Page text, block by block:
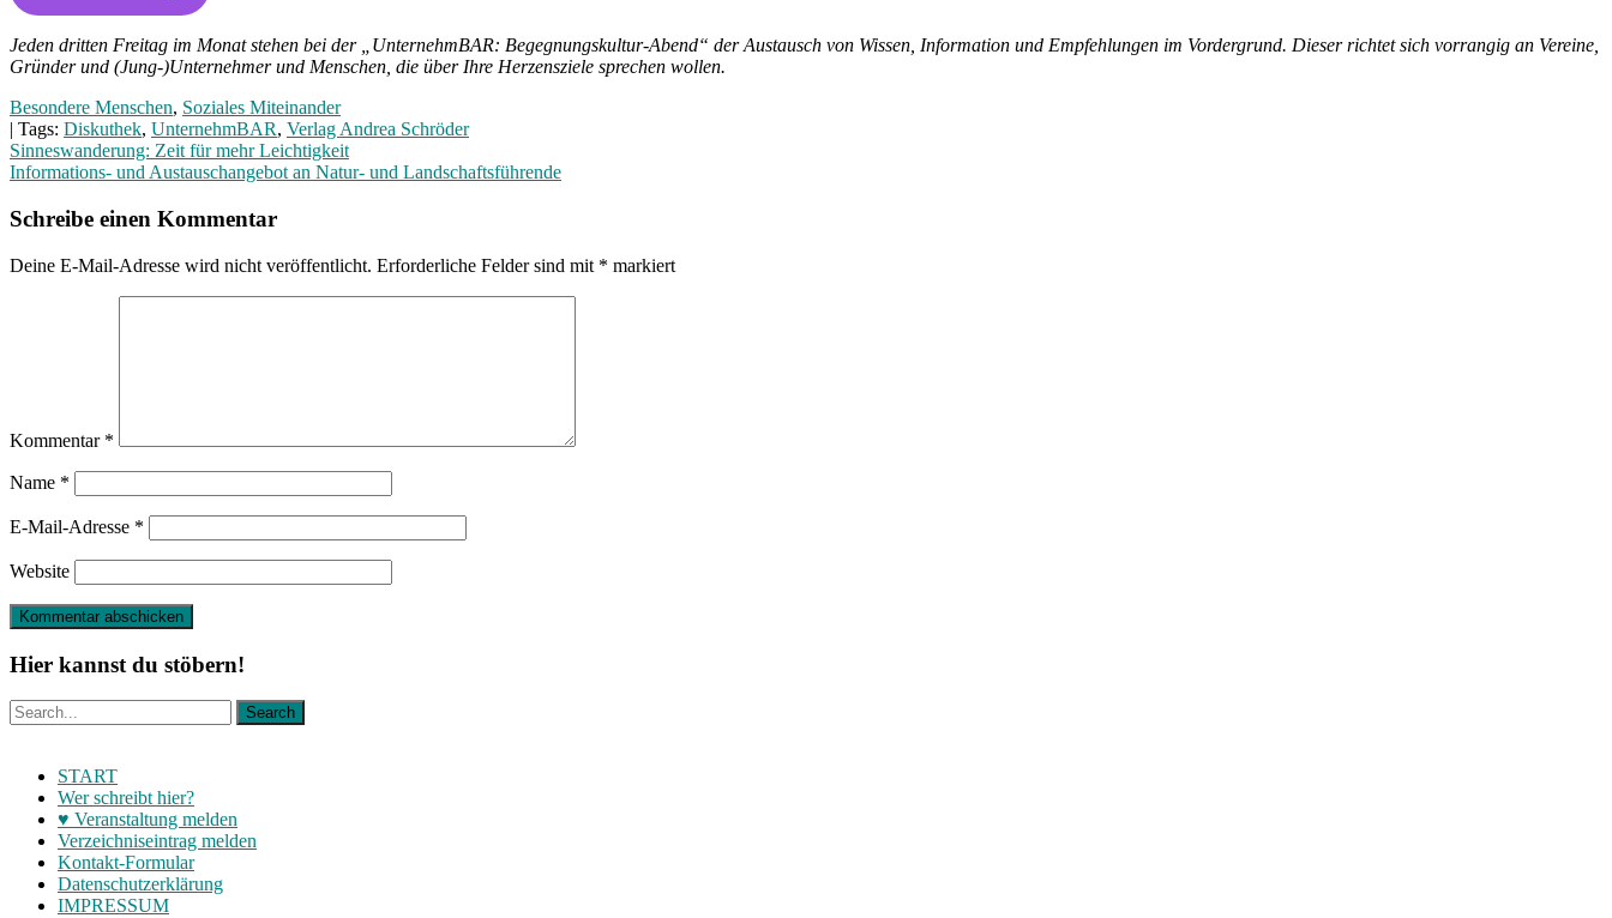
Jeden dritten Freitag im Monat stehen bei der „UnternehmBAR: Begegnungskultur-Abend“ der Austausch von Wissen, Information und Empfehlungen im Vordergrund. Dieser richtet sich vorrangig an Vereine,
Gründer und (Jung-)Unternehmer und Menschen, die über Ihre Herzensziele sprechen wollen.
Besondere Menschen, Soziales Miteinander
| Tags: Diskuthek, UnternehmBAR, Verlag Andrea Schröder
Beitragsnavigation
Sinneswanderung: Zeit für mehr Leichtigkeit
Informations- und Austauschangebot an Natur- und Landschaftsführende
Schreibe einen Kommentar
Deine E-Mail-Adresse wird nicht veröffentlicht. Erforderliche Felder sind mit * markiert
Kommentar *
Name *
E-Mail-Adresse *
Website
Hier kannst du stöbern!
START
Wer schreibt hier?
♥ Veranstaltung melden
Verzeichniseintrag melden
Kontakt-Formular
Datenschutzerklärung
IMPRESSUM